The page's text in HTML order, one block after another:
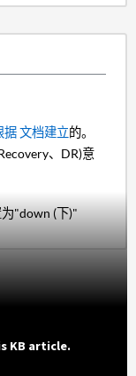
据 文档建立的。
、DR)意
"down (下)"
KB article.